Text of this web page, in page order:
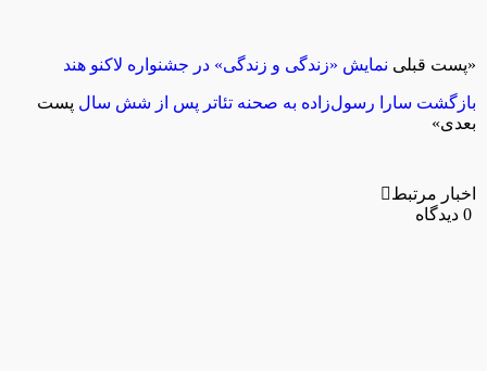
«پست قبلی نمایش «زندگی و زندگی» در جشنواره لاکنو هند
بازگشت سارا رسول‌زاده به صحنه تئاتر پس از شش سال پست
بعدی»
اخبار مرتبط
0 دیدگاه